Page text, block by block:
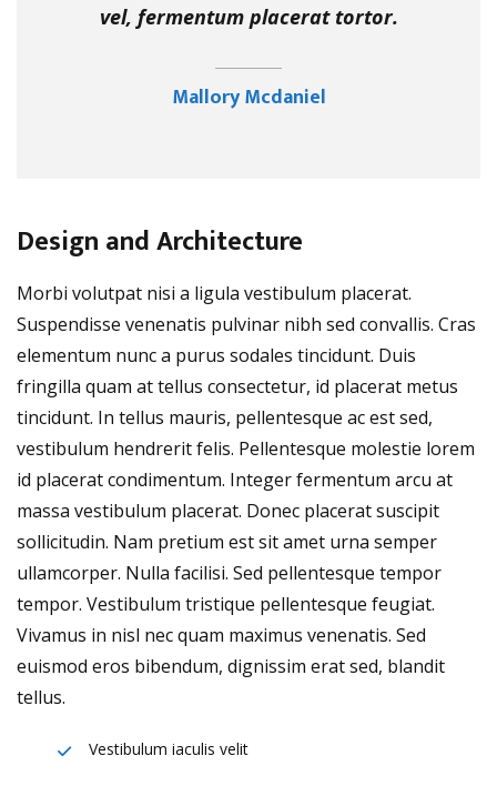
vel, fermentum placerat tortor.
Mallory Mcdaniel
Design and Architecture
Morbi volutpat nisi a ligula vestibulum placerat.
Suspendisse venenatis pulvinar nibh sed convallis. Cras
elementum nunc a purus sodales tincidunt. Duis
fringilla quam at tellus consectetur, id placerat metus
tincidunt. In tellus mauris, pellentesque ac est sed,
vestibulum hendrerit felis. Pellentesque molestie lorem
id placerat condimentum. Integer fermentum arcu at
massa vestibulum placerat. Donec placerat suscipit
sollicitudin. Nam pretium est sit amet urna semper
ullamcorper. Nulla facilisi. Sed pellentesque tempor
tempor. Vestibulum tristique pellentesque feugiat.
Vivamus in nisl nec quam maximus venenatis. Sed
euismod eros bibendum, dignissim erat sed, blandit
tellus.
Vestibulum iaculis velit